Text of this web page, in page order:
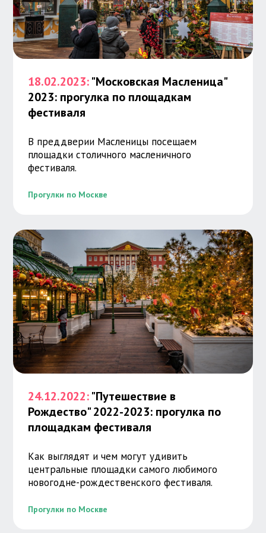
18.02.2023:"Московская Масленица"
2023: прогулка по площадкам
фестиваля
В преддверии Масленицы посещаем
площадки столичного масленичного
фестиваля.
Прогулки по Москве
24.12.2022:"Путешествие в
Рождество" 2022-2023: прогулка по
площадкам фестиваля
Как выглядят и чем могут удивить
центральные площадки самого любимого
новогодне-рождественского фестиваля.
Прогулки по Москве